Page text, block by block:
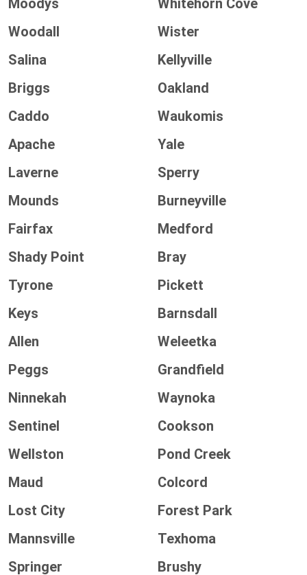
Moodys
Whitehorn Cove
Woodall
Wister
Salina
Kellyville
Briggs
Oakland
Caddo
Waukomis
Apache
Yale
Laverne
Sperry
Mounds
Burneyville
Fairfax
Medford
Shady Point
Bray
Tyrone
Pickett
Keys
Barnsdall
Allen
Weleetka
Peggs
Grandfield
Ninnekah
Waynoka
Sentinel
Cookson
Wellston
Pond Creek
Maud
Colcord
Lost City
Forest Park
Mannsville
Texhoma
Springer
Brushy